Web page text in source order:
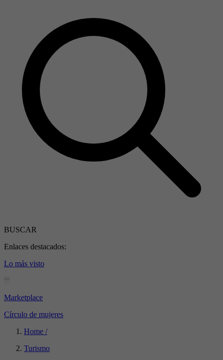
BUSCAR
Enlaces destacados:
Lo más visto
Marketplace
Círculo de mujeres
Home /
Turismo